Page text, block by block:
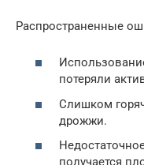
Распространенные
потеряли
Слишком
дрожжи.
получается